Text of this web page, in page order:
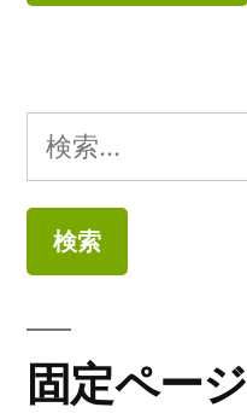
検
索:
固定ページ